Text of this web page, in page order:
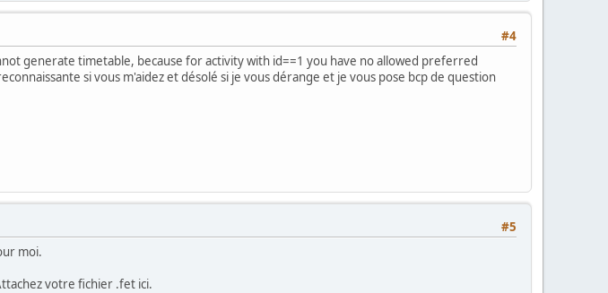
#4
generate timetable, because for activity with id==1 you have no allowed preferred
si vous m'aidez et désolé si je vous dérange et je vous pose bcp de question
#5
moi.
votre fichier .fet ici.